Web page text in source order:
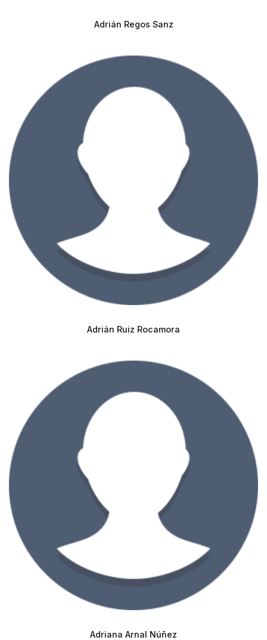
Adrián Regos Sanz
Adrián Ruiz Rocamora
Adriana Arnal Núñez